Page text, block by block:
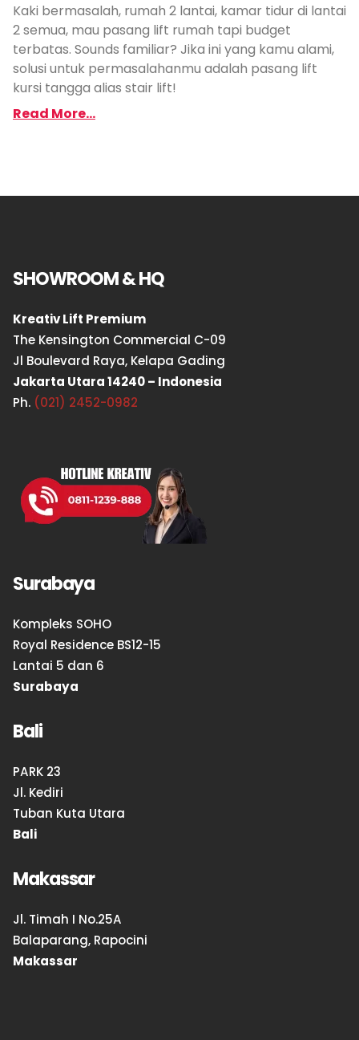
Kaki bermasalah, rumah 2 lantai, kamar tidur di lantai
2 semua, mau pasang lift rumah tapi budget
terbatas. Sounds familiar? Jika ini yang kamu alami,
solusi untuk permasalahanmu adalah pasang lift
kursi tangga alias stair lift!
Read More...
SHOWROOM & HQ
Kreativ Lift Premium
The Kensington Commercial C-09
Jl Boulevard Raya, Kelapa Gading
Jakarta Utara 14240 – Indonesia
Ph. (021) 2452-0982
Surabaya
Kompleks SOHO
Royal Residence BS12-15
Lantai 5 dan 6
Surabaya
Bali
PARK 23
Jl. Kediri
Tuban Kuta Utara
Bali
Makassar
Jl. Timah I No.25A
Balaparang, Rapocini
Makassar